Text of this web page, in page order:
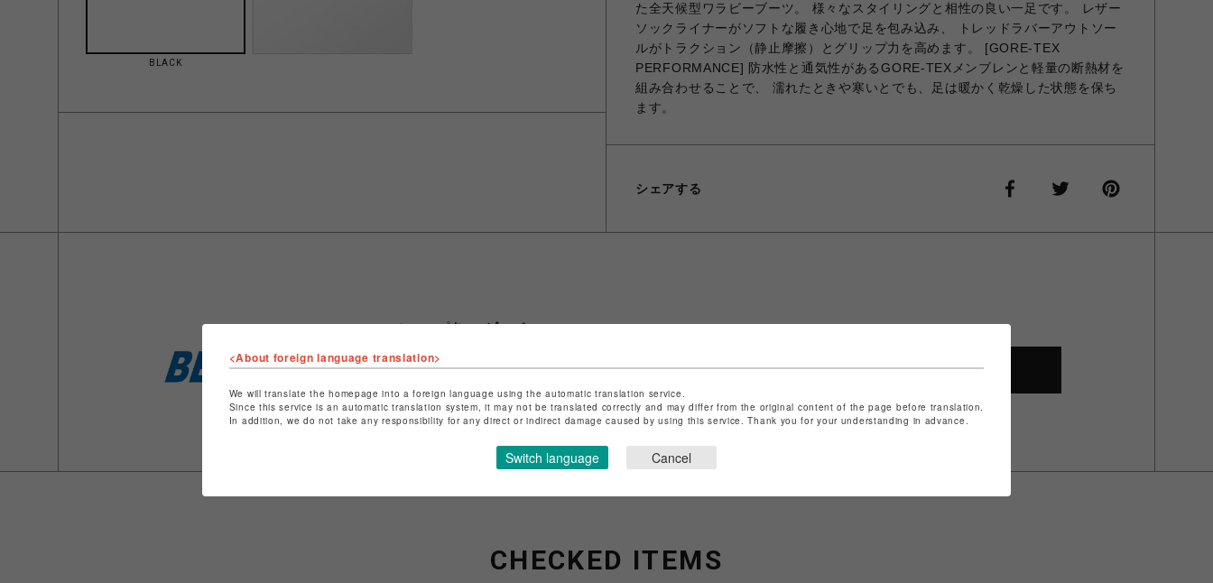
BLACK
た全天候型ワラビーブーツ。 様々なスタイリングと相性の良い一足です。 レザー
ソックライナーがソフトな履き心地で足を包み込み、 トレッドラバーアウトソー
ルがトラクション（静止摩擦）とグリップ力を高めます。 [GORE-TEX
PERFORMANCE] 防水性と通気性があるGORE-TEXメンブレンと軽量の断熱材を
組み合わせることで、 濡れたときや寒いとでも、足は暖かく乾燥した状態を保ち
ます。
シェアする
ショップ名
ビーバー
店舗名
特定商取引法など法令に基づく表記は こちら
ショップお問い合わせはこちら
SHOP TOP
CHECKED ITEMS
<About foreign language translation>
We will translate the homepage into a foreign language using the automatic translation service.
Since this service is an automatic translation system, it may not be translated correctly and may differ from the original content of the page before translation.
In addition, we do not take any responsibility for any direct or indirect damage caused by using this service. Thank you for your understanding in advance.
Switch language Cancel